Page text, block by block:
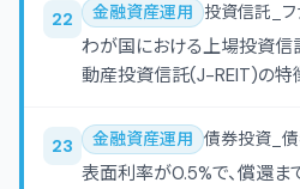
22 金融資産運用 投資信託_フ
わが国における上場投資信
動産投資信託(J-REIT)の特
23 金融資産運用 債券投資_債
表面利率が0.5%で、償還